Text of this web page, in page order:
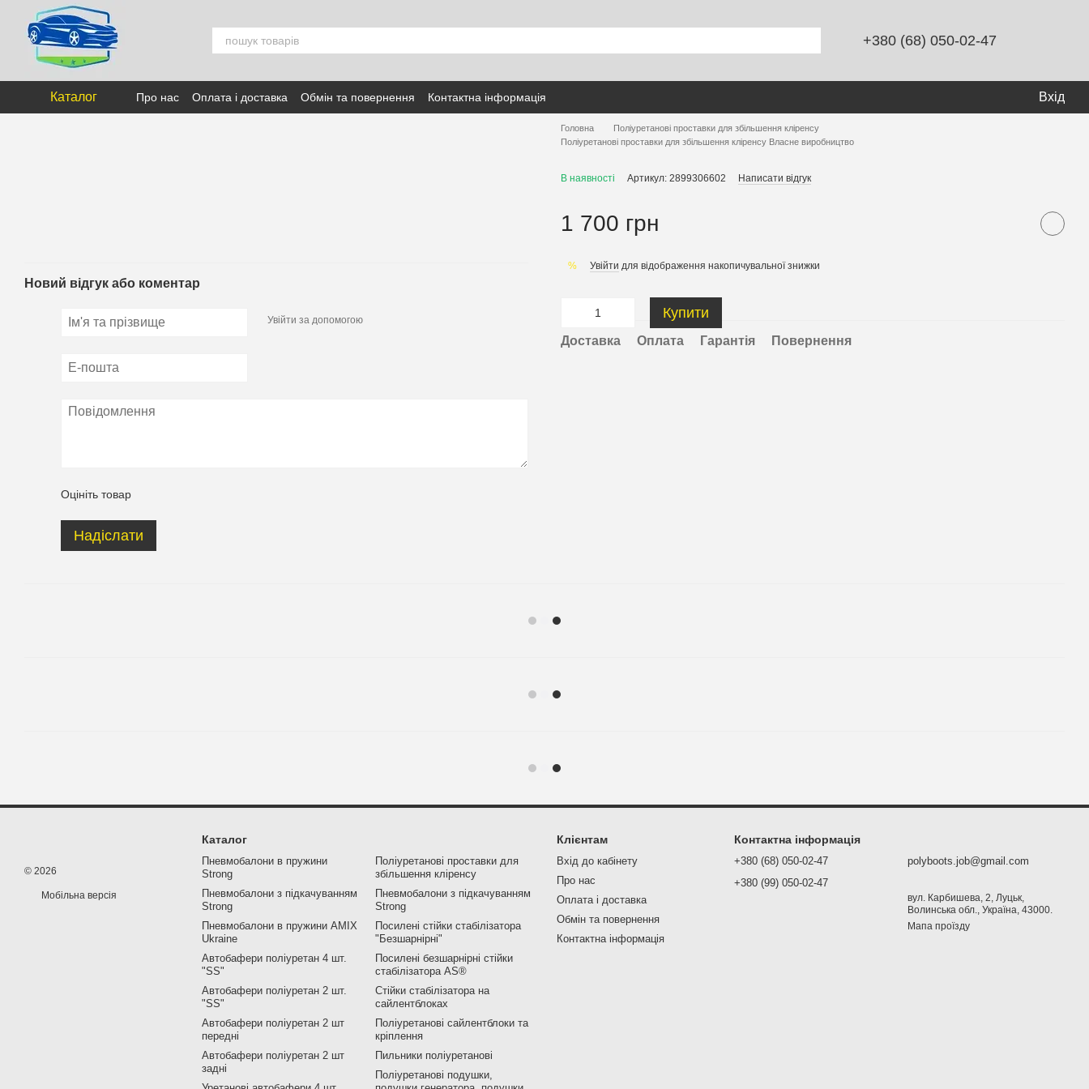
Перейти к основному контенту
+380 (68) 050-02-47
Каталог Про нас Оплата і доставка Обмін та повернення Контактна інформація Вхід
Новий відгук або коментар
Увійти за допомогою
Оцініть товар
Надіслати
Головна
Поліуретанові проставки для збільшення кліренсу
Поліуретанові проставки для збільшення кліренсу Власне виробництво
В наявності Артикул: 2899306602 Написати відгук
1 700 грн
% Увійти для відображення накопичувальної знижки
Купити
Доставка Оплата Гарантія Повернення
© 2026
Мобільна версія
Каталог
Пневмобалони в пружини
Strong
Пневмобалони з підкачуванням
Strong
Пневмобалони в пружини AMIX
Ukraine
Автобафери поліуретан 4 шт.
"SS"
Автобафери поліуретан 2 шт.
"SS"
Автобафери поліуретан 2 шт
передні
Автобафери поліуретан 2 шт
задні
Поліуретанові проставки для
збільшення кліренсу
Пневмобалони з підкачуванням
Strong
Посилені стійки стабілізатора
"Безшарнірні"
Посилені безшарнірні стійки
стабілізатора AS®
Стійки стабілізатора на
сайлентблоках
Поліуретанові сайлентблоки та
кріплення
Пильники поліуретанові
Поліуретанові подушки,
Клієнтам
Вхід до кабінету
Про нас
Оплата і доставка
Обмін та повернення
Контактна інформація
Контактна інформація
+380 (68) 050-02-47
+380 (99) 050-02-47
polyboots.job@gmail.com
вул. Карбишева, 2, Луцьк,
Волинська обл., Україна, 43000.
Мапа проїзду